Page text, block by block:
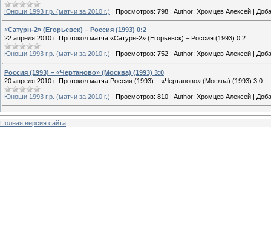
Юноши 1993 г.р. (матчи за 2010 г.) | Просмотров: 798 | Author: Хромцев Алексей |
«Сатурн-2» (Егорьевск) – Россия (1993) 0:2
22 апреля 2010 г. Протокол матча «Сатурн-2» (Егорьевск) – Россия (1993) 0:2
Юноши 1993 г.р. (матчи за 2010 г.) Просмотров: 752 Author: Хромцев Алексей
Россия (1993) – «Чертаново» (Москва) (1993) 3:0
20 апреля 2010 г. Протокол матча Россия (1993) – «Чертаново» (Москва) (1993) 3:0
Юноши 1993 г.р. (матчи за 2010 г.) | Просмотров: 810 | Author: Хромцев Алексей |
Полная версия сайта